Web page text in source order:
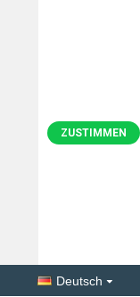
ZUSTIMMEN
Deutsch